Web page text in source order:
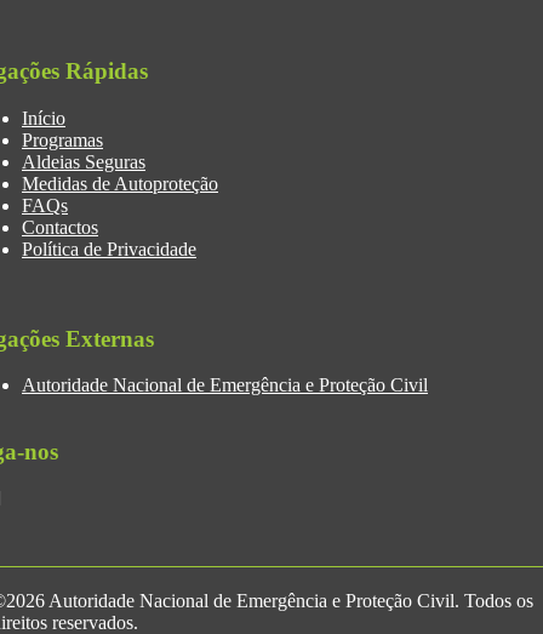
Rápidas
Início
Programas
Aldeias Seguras
Medidas de Autoproteção
FAQs
Contactos
Política de Privacidade
Externas
Autoridade Nacional de Emergência e Proteção Civil
nos
Autoridade Nacional de Emergência e Proteção Civil. Todos os
reservados.